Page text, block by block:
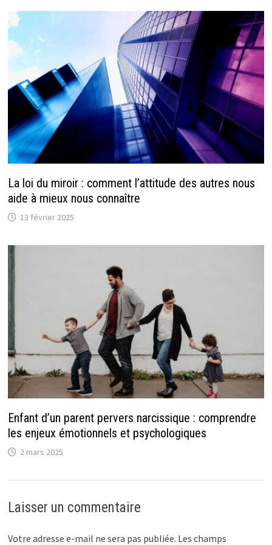
La loi du miroir : comment l’attitude des autres nous
aide à mieux nous connaître
13 février 2025
Enfant d’un parent pervers narcissique : comprendre
les enjeux émotionnels et psychologiques
2 mars 2025
Laisser un commentaire
Votre adresse e-mail ne sera pas publiée. Les champs